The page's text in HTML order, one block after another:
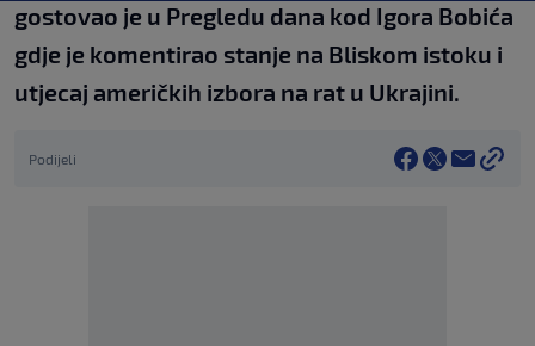
gostovao je u Pregledu dana kod Igora Bobića
gdje je komentirao stanje na Bliskom istoku i
utjecaj američkih izbora na rat u Ukrajini.
Podijeli